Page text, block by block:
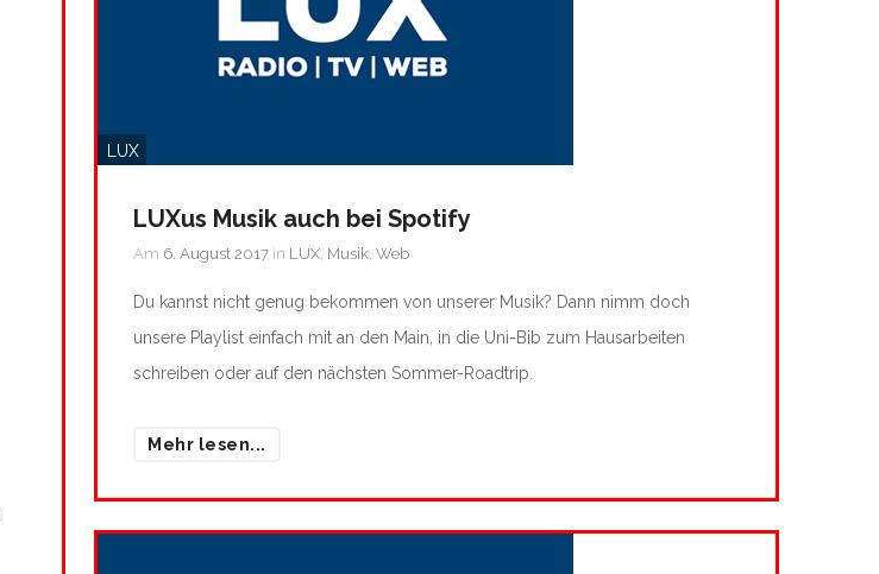
LUX
LUXus Musik auch bei Spotify
Am 6. August 2017 in LUX Musik Web
Du kannst nicht genug bekommen von unserer Musik? Dann nimm doch
unsere Playlist einfach mit an den Main, in die Uni-Bib zum Hausarbeiten
schreiben oder auf den nächsten Sommer-Roadtrip.
Mehr lesen...